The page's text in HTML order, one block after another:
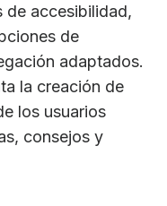
de accesibilidad,
de
adaptados.
la creación de
los usuarios
consejos y